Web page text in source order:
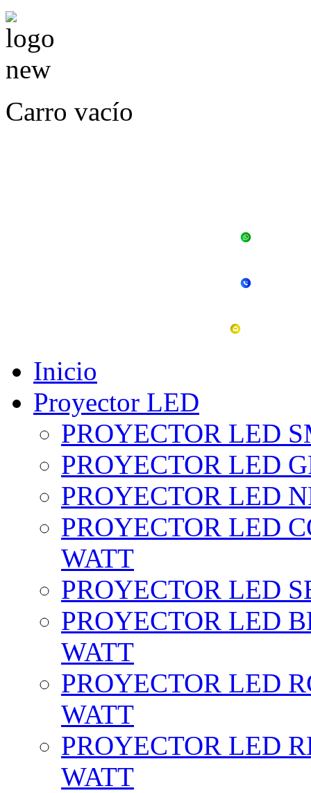
Carro vacío
Inicio
Proyector LED
PROYECTOR LED
PROYECTOR LED
PROYECTOR LED
PROYECTOR LED
WATT
PROYECTOR LED
PROYECTOR LED
WATT
PROYECTOR LED
WATT
PROYECTOR LED
WATT